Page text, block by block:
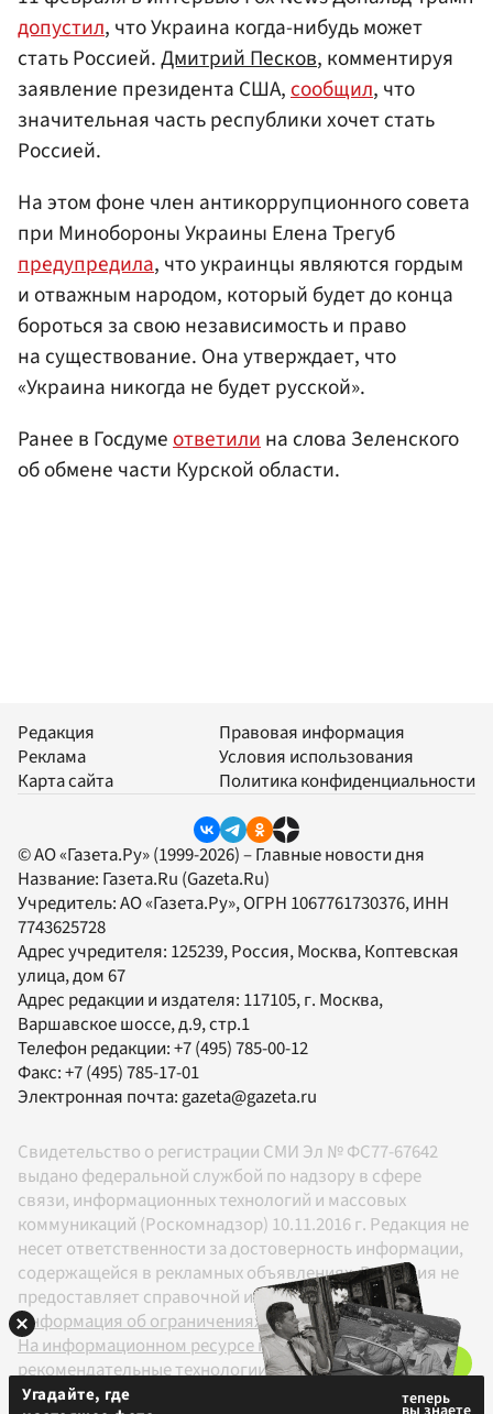
допустил, что Украина когда-нибудь может
стать Россией.Дмитрий Песков, комментируя
заявление президента США,сообщил, что
значительная часть республики хочет стать
Россией.
На этом фоне член антикоррупционного совета
при Минобороны Украины Елена Трегуб
предупредила, что украинцы являются гордым
и отважным народом, который будет до конца
бороться за свою независимость и право
на существование. Она утверждает, что
«Украина никогда не будет русской».
Ранее в Госдумеответилина слова Зеленского
об обмене части Курской области.
Редакция
Реклама
Карта сайта
Правовая информация
Условия использования
Политика конфиденциальности
© АО «Газета.Ру» (1999-2026) – Главные новости дня
Название: Газета.Ru (Gazeta.Ru)
Учредитель:АО «Газета.Ру», ОГРН 1067761730376, ИНН
7743625728
Адрес учредителя: 125239, Россия, Москва, Коптевская
улица, дом 67
Адрес редакции и издателя: 117105, г. Москва,
Варшавское шоссе, д.9, стр.1
Телефон редакции:+7 (495) 785-00-12
Факс:+7 (495) 785-17-01
Электронная почта: gazeta@gazeta.ru
Свидетельство о регистрации СМИ Эл № ФС77-67642
выдано федеральной службой по надзору в сфере
связи, информационных технологий и массовых
коммуникаций (Роскомнадзор) 10.11.2016 г. Редакция не
несет ответственности за достоверность информации,
содержащейся в рекламных объявлениях. Редакция не
предоставляет справочной информации.
Информация об ограничениях
На информационном ресурсе применяются
рекомендательные технологии в соответствии с
Правилами
Угадайте, где